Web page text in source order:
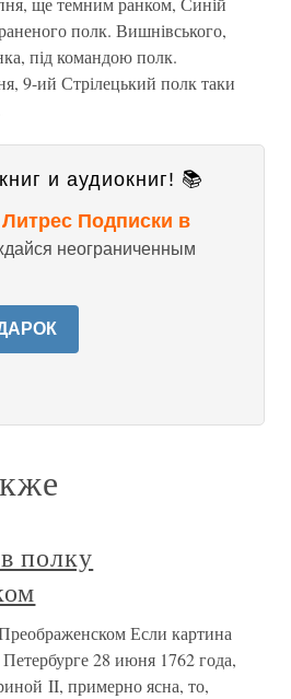
полк. Вишнівського,
під командою полк.
9-ий Стрілецький полк таки
и аудиокниг! 📚
Подписки в
неограниченным
полку
Если картина
28 июня 1762 года,
II, примерно ясна, то,